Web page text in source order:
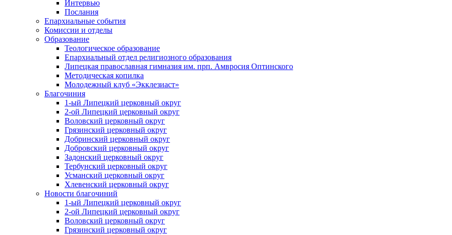
Интервью
Послания
Епархиальные события
Комиссии и отделы
Образование
Теологическое образование
Епархиальный отдел религиозного образования
Липецкая православная гимназия им. прп. Амвросия Оптинского
Методическая копилка
Молодежный клуб «Экклезиаст»
Благочиния
1-ый Липецкий церковный округ
2-ой Липецкий церковный округ
Воловский церковный округ
Грязинский церковный округ
Добринский церковный округ
Добровский церковный округ
Задонский церковный округ
Тербунский церковный округ
Усманский церковный округ
Хлевенский церковный округ
Новости благочиний
1-ый Липецкий церковный округ
2-ой Липецкий церковный округ
Воловский церковный округ
Грязинский церковный округ